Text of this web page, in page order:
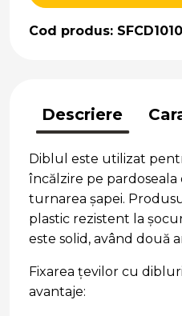
Cod produs:
Descriere
Diblul este utilizat
încălzire pe
turnarea șapei.
plastic rezistent la
este solid, având două
Fixarea țevilor cu
avantaje: